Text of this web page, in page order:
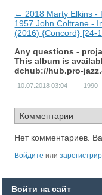
← 2018 Marty Elkins -
1957 John Coltrane -
(2016) {Concord} [24-
Any questions -
This album is
dchub://hub.pro-
10.07.2018 03:04 1990
Нет комментариев.
Войдите или
Войти на сайт